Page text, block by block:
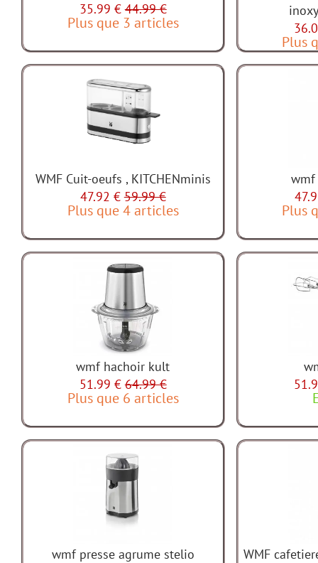
35.99 € 44.99 €
Plus que 3 articles
Plus
WMF Cuit-oeufs , KITCHENminis
47.92 € 59.99 €
Plus que 4 articles
wmf
Plus
wmf hachoir kult
51.99 € 64.99 €
Plus que 6 articles
wmf presse agrume stelio
WMF